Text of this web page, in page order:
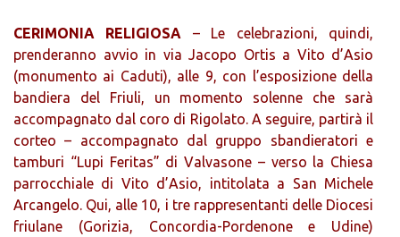
CERIMONIA RELIGIOSA – Le celebrazioni, quindi,
prenderanno avvio in via Jacopo Ortis a Vito d’Asio
(monumento ai Caduti), alle 9, con l’esposizione della
bandiera del Friuli, un momento solenne che sarà
accompagnato dal coro di Rigolato. A seguire, partirà il
corteo – accompagnato dal gruppo sbandieratori e
tamburi “Lupi Feritas” di Valvasone – verso la Chiesa
parrocchiale di Vito d’Asio, intitolata a San Michele
Arcangelo. Qui, alle 10, i tre rappresentanti delle Diocesi
friulane (Gorizia, Concordia-Pordenone e Udine)